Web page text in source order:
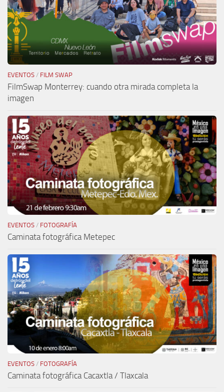
EVENTOS / FILM SWAP
FilmSwap Monterrey: cuando otra mirada completa la
imagen
EVENTOS / FOTOGRAFÍA
Caminata fotográfica Metepec
EVENTOS / FOTOGRAFÍA
Caminata fotográfica Cacaxtla / Tlaxcala